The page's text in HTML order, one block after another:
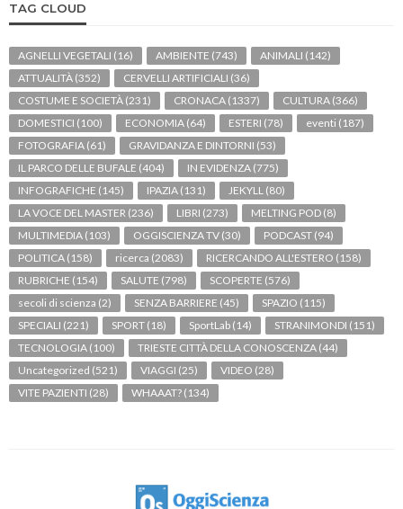
TAG CLOUD
AGNELLI VEGETALI (16) AMBIENTE (743) ANIMALI (142)
ATTUALITÀ (352) CERVELLI ARTIFICIALI (36)
COSTUME E SOCIETÀ (231) CRONACA (1337) CULTURA (366)
DOMESTICI (100) ECONOMIA (64) ESTERI (78) eventi (187)
FOTOGRAFIA (61) GRAVIDANZA E DINTORNI (53)
IL PARCO DELLE BUFALE (404) IN EVIDENZA (775)
INFOGRAFICHE (145) IPAZIA (131) JEKYLL (80)
LA VOCE DEL MASTER (236) LIBRI (273) MELTING POD (8)
MULTIMEDIA (103) OGGISCIENZA TV (30) PODCAST (94)
POLITICA (158) ricerca (2083) RICERCANDO ALL'ESTERO (158)
RUBRICHE (154) SALUTE (798) SCOPERTE (576)
secoli di scienza (2) SENZA BARRIERE (45) SPAZIO (115)
SPECIALI (221) SPORT (18) SportLab (14) STRANIMONDI (151)
TECNOLOGIA (100) TRIESTE CITTÀ DELLA CONOSCENZA (44)
Uncategorized (521) VIAGGI (25) VIDEO (28)
VITE PAZIENTI (28) WHAAAT? (134)